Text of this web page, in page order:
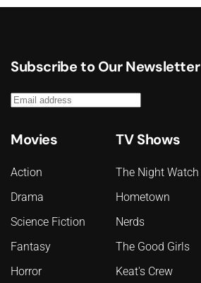
Subscribe to Our Newsletter
Movies
Action
Drama
Science Fiction
Fantasy
Horror
TV Shows
The Night Watch
Hometown
Nerds
The Good Girls
Keat's Crew